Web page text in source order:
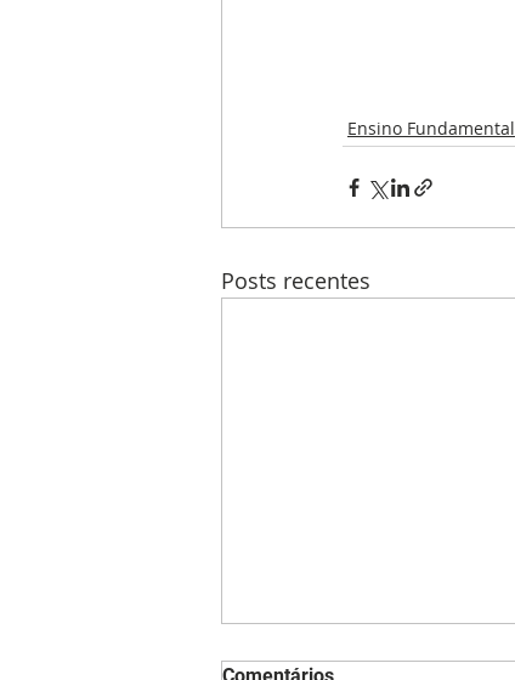
Ensino Fundamental
Posts recentes